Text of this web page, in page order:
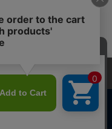
改善のためにCookieを使用
使用に同意したものとみな